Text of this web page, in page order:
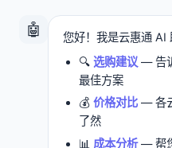
🤖
您好！我是云惠通 AI
🔍 选购建议— 告
最佳方案
💰 价格对比— 各
了然
📊 成本分析— 帮